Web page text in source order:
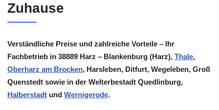
Zuhause
Verständliche Preise und zahlreiche Vorteile – Ihr
Fachbetrieb in 38889 Harz – Blankenburg (Harz), Thale,
Oberharz am Brocken, Harsleben, Ditfurt, Wegeleben, Groß
Quenstedt sowie in der Welterbestadt Quedlinburg,
Halberstadt und Wernigerode.